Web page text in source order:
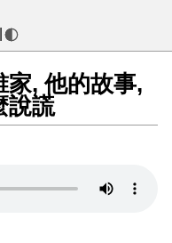
家, 他的故事,
說謊